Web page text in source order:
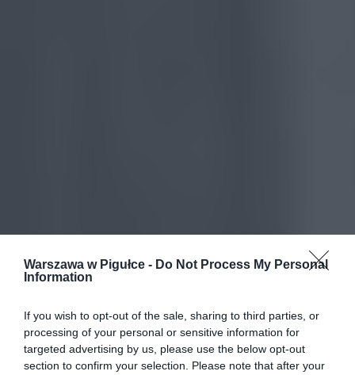
Warszawa w Pigułce - Do Not Process My Personal
Information
If you wish to opt-out of the sale, sharing to third parties, or
processing of your personal or sensitive information for
targeted advertising by us, please use the below opt-out
section to confirm your selection. Please note that after your